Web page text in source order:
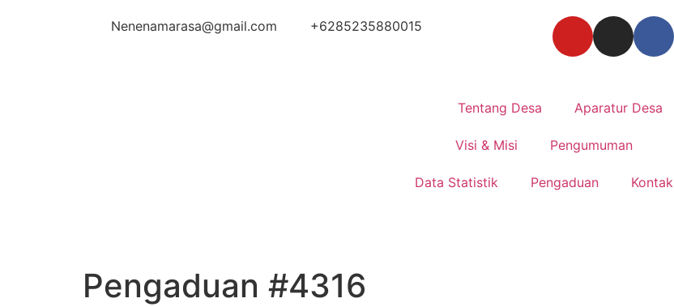
Nenenamarasa@gmail.com +6285235880015
Tentang Desa Aparatur Desa
Visi & Misi Pengumuman
Data Statistik Pengaduan Kontak
Pengaduan #4316